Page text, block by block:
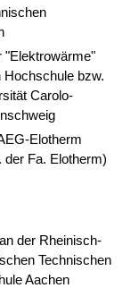
"Elektrowärme"
Hochschule bzw.
Carolo-
Elotherm
der Fa. Elotherm)
der Rheinisch-
Technischen
Aachen